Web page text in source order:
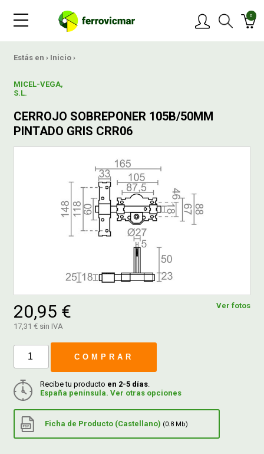
0
Estás en › Inicio ›
MICEL-VEGA,
S.L.
CERROJO SOBREPONER 105B/50MM
PINTADO GRIS CRR06
Ver fotos
20,95 €
17,31 € sin IVA
COMPRAR
Recibe tu producto en 2-5 días.
España península. Ver otras opciones
Ficha de Producto (Castellano) (0.8 Mb)
OFERTAS
NOVEDADES
BLOG
CONTACTAR
FERROVICMAR
DESPIECE
CATÁLOGOS